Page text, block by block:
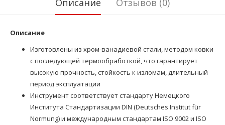
Описание Отзывов (0)
Описание
Изготовлены из хром-ванадиевой стали, методом ковки
с последующей термообработкой, что гарантирует
высокую прочность, стойкость к изломам, длительный
период эксплуатации
Инструмент соответствует стандарту Немецкого
Института Стандартизации DIN (Deutsches Institut für
Normung) и международным стандартам ISO 9002 и ISO